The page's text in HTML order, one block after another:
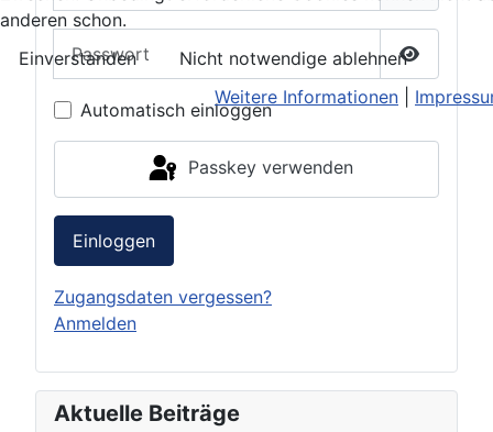
Passwort
Automatisch einloggen
Passkey verwenden
Einloggen
Zugangsdaten vergessen?
Anmelden
Aktuelle Beiträge
anderen schon.
Einverstanden
Nicht notwendige ablehnen
Weitere Informationen